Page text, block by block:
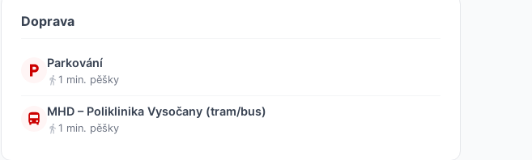
Doprava
Parkování
1 min. pěšky
MHD – Poliklinika Vysočany (tram/bus)
1 min. pěšky